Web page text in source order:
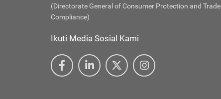
(Directorate General of Consumer Protection and Trade
Compliance)
Ikuti Media Sosial Kami